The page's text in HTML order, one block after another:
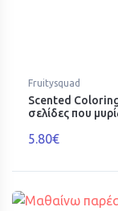
Fruitysquad
Scented
σελίδες που
5.80€